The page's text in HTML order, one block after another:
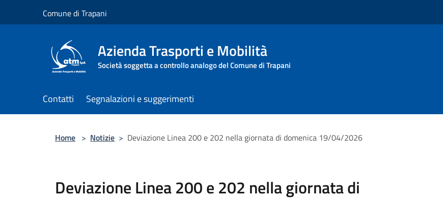
Comune di Trapani
Azienda Trasporti e Mobilità
Società soggetta a controllo analogo del Comune di Trapani
Contatti Segnalazioni e suggerimenti
Home > Notizie > Deviazione Linea 200 e 202 nella giornata di domenica 19/04/2026
Deviazione Linea 200 e 202 nella giornata di